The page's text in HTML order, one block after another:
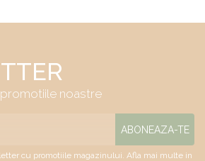
noastre
cu promotiile magazinului. Afla mai multe in